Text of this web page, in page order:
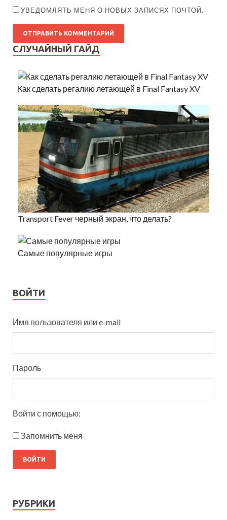
УВЕДОМЛЯТЬ МЕНЯ О НОВЫХ ЗАПИСЯХ ПОЧТОЙ.
СЛУЧАЙНЫЙ ГАЙД
Как сделать регалию летающей в Final Fantasy XV
Transport Fever черный экран, что делать?
Самые популярные игры
ВОЙТИ
Имя пользователя или e-mail
Пароль
Войти с помощью:
Запомнить меня
РУБРИКИ